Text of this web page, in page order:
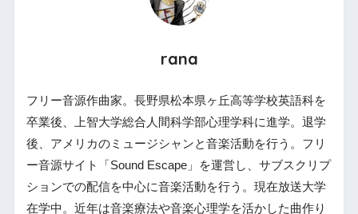
rana
フリー音源作曲家。長野県松本県ヶ丘高等学校英語科を
卒業後、上智大学総合人間科学部心理学科に進学。退学
後、アメリカのミュージシャンと音楽活動を行う。フリ
ー音源サイト「Sound Escape」を運営し、サブスクリプ
ションでの配信を中心に音楽活動を行う。現在放送大学
在学中。近年は音楽療法や音楽心理学を活かした曲作り